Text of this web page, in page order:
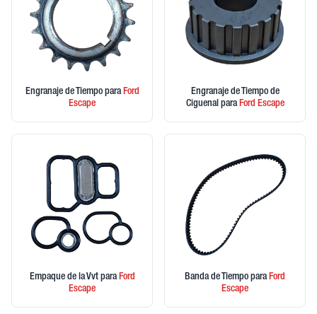
Engranaje de Tiempo paraFord
Escape
Engranaje de Tiempo de
Ciguenal paraFord Escape
Empaque de la Vvt paraFord
Escape
Banda de Tiempo paraFord
Escape